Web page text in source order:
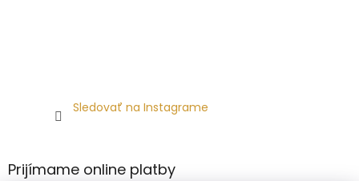
Sledovať na Instagrame
Prijímame online platby